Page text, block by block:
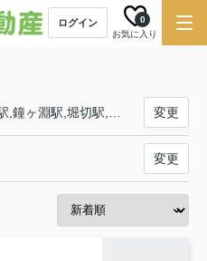
ログイン
お気に入り
0
変更
変更